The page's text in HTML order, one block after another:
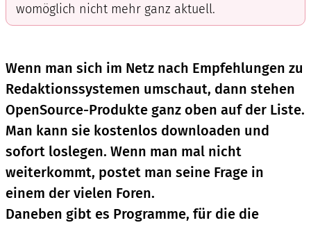
womöglich nicht mehr ganz aktuell.
Wenn man sich im Netz nach Empfehlungen zu
Redaktionssystemen umschaut, dann stehen
OpenSource-Produkte ganz oben auf der Liste.
Man kann sie kostenlos downloaden und
sofort loslegen. Wenn man mal nicht
weiterkommt, postet man seine Frage in
einem der vielen Foren.
Daneben gibt es Programme, für die die